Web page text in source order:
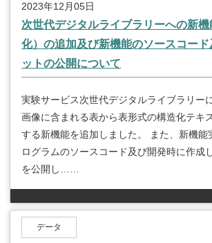
2023年12月05日
次世代デジタルライブラリーへの新
化）の追加及び新機能のソースコー
ットの公開について
実験サービス次世代デジタルライブラリー
画像に含まれる表から表形式の構造化テキ
する新機能を追加しました。 また、新機能
ログラムのソースコード及び開発時に作成
を公開し……
データ